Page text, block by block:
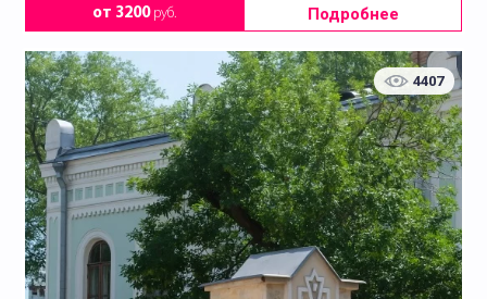
от 3200руб. Подробнее
4407